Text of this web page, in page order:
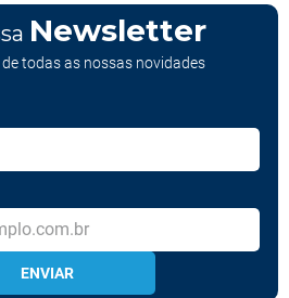
Newsletter
todas as nossas novidades
ENVIAR